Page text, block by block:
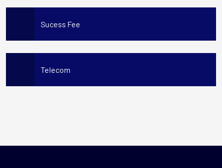
Sucess Fee
Telecom